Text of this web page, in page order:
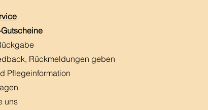
Rückmeldungen ​ geben
Pflegeinformation
uns